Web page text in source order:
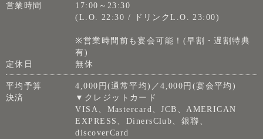
営業時間
17:00～23:30
(L.O. 22:30 / ドリンクL.O. 23:00)
※営業時間前も宴会可能！(早割・遅割特典
有)
定休日
無休
平均予算
4,000円(通常平均)／4,000円(宴会平均)
決済
▼クレジットカード
VISA、Mastercard、JCB、AMERICAN
EXPRESS、DinersClub、銀聯、
discoverCard